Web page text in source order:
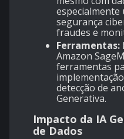
especialmente
segurança
fraudes e
Ferramentas:
Amazon
ferramentas
detecção de
Generativa.
Impacto da IA
de Dados